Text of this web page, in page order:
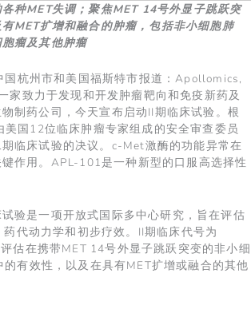
种MET失调；聚焦MET 14号外显子跳跃突
MET扩增和融合的肿瘤，包括非小细胞肺
瘤及其他肿瘤
杭州市和美国福斯特市报道：Apollomics,
家致力于发现和开发肿瘤靶向和免疫新药及
制药公司，今天宣布启动II期临床试验。根
美国12位临床肿瘤专家组成的安全审查委员
临床试验的决议。c-Met激酶的功能异常在
作用。APL-101是一种新型的口服高选择性
验是一项开放式国际多中心研究，旨在评估
代动力学和初步疗效。II期临床代号为
估在携带MET 14号外显子跳跃突变的非小细
的有效性，以及在具有MET扩增或融合的其他